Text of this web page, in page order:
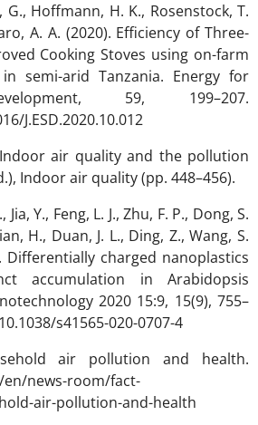
G., Hoffmann, H. K., Rosenstock, T.
A. A. (2020). Efficiency of Three-
Cooking Stoves using on-farm
semi-arid Tanzania. Energy for
59, 199–207.
J.ESD.2020.10.012
Indoor air quality and the pollution
Indoor air quality (pp. 448–456).
Jia, Y., Feng, L. J., Zhu, F. P., Dong, S.
H., Duan, J. L., Ding, Z., Wang, S.
Differentially charged nanoplastics
accumulation in Arabidopsis
2020 15:9, 15(9), 755–
s41565-020-0707-4
air pollution and health.
news-room/fact-
air-pollution-and-health